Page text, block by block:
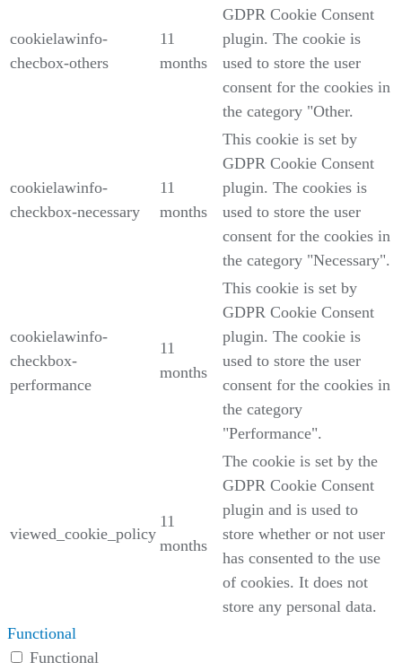
cookielawinfo-
checbox-others
11
months
GDPR Cookie Consent
plugin. The cookie is
used to store the user
consent for the cookies in
the category "Other.
cookielawinfo-
checkbox-necessary
11
months
This cookie is set by
GDPR Cookie Consent
plugin. The cookies is
used to store the user
consent for the cookies in
the category "Necessary".
cookielawinfo-
checkbox-
performance
11
months
This cookie is set by
GDPR Cookie Consent
plugin. The cookie is
used to store the user
consent for the cookies in
the category
"Performance".
viewed_cookie_policy
11
months
The cookie is set by the
GDPR Cookie Consent
plugin and is used to
store whether or not user
has consented to the use
of cookies. It does not
store any personal data.
Functional
Functional